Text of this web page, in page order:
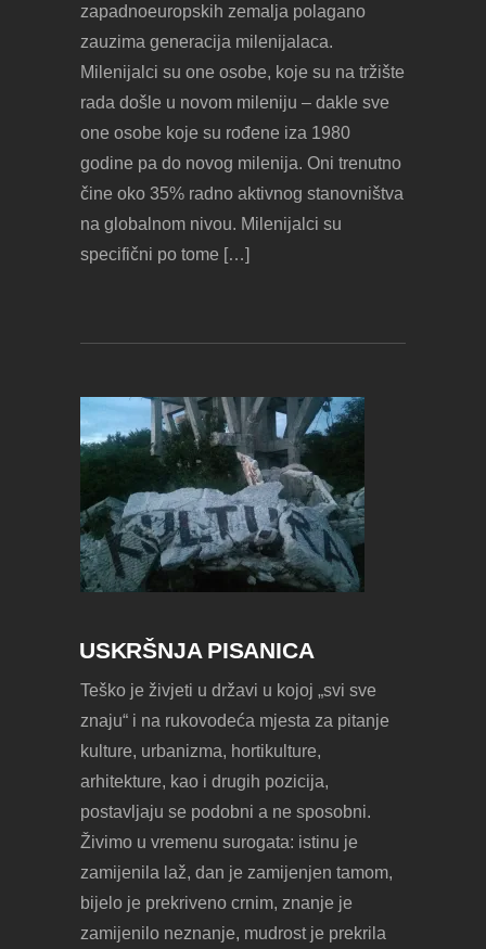
zapadnoeuropskih zemalja polagano
zauzima generacija milenijalaca.
Milenijalci su one osobe, koje su na tržište
rada došle u novom mileniju – dakle sve
one osobe koje su rođene iza 1980
godine pa do novog milenija. Oni trenutno
čine oko 35% radno aktivnog stanovništva
na globalnom nivou. Milenijalci su
specifični po tome […]
USKRŠNJA PISANICA
Teško je živjeti u državi u kojoj „svi sve
znaju“ i na rukovodeća mjesta za pitanje
kulture, urbanizma, hortikulture,
arhitekture, kao i drugih pozicija,
postavljaju se podobni a ne sposobni.
Živimo u vremenu surogata: istinu je
zamijenila laž, dan je zamijenjen tamom,
bijelo je prekriveno crnim, znanje je
zamijenilo neznanje, mudrost je prekrila